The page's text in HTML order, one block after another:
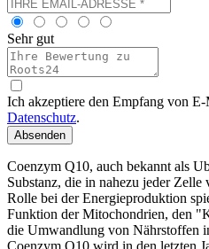
Sehr gut
Ich akzeptiere den Empfang von
Datenschutz.
Absenden
Coenzym Q10, auch bekannt als
Substanz, die in nahezu jeder
Rolle bei der Energieproduktion
Funktion der Mitochondrien, den
die Umwandlung von Nährstoffen
Coenzym Q10 wird in den letzten